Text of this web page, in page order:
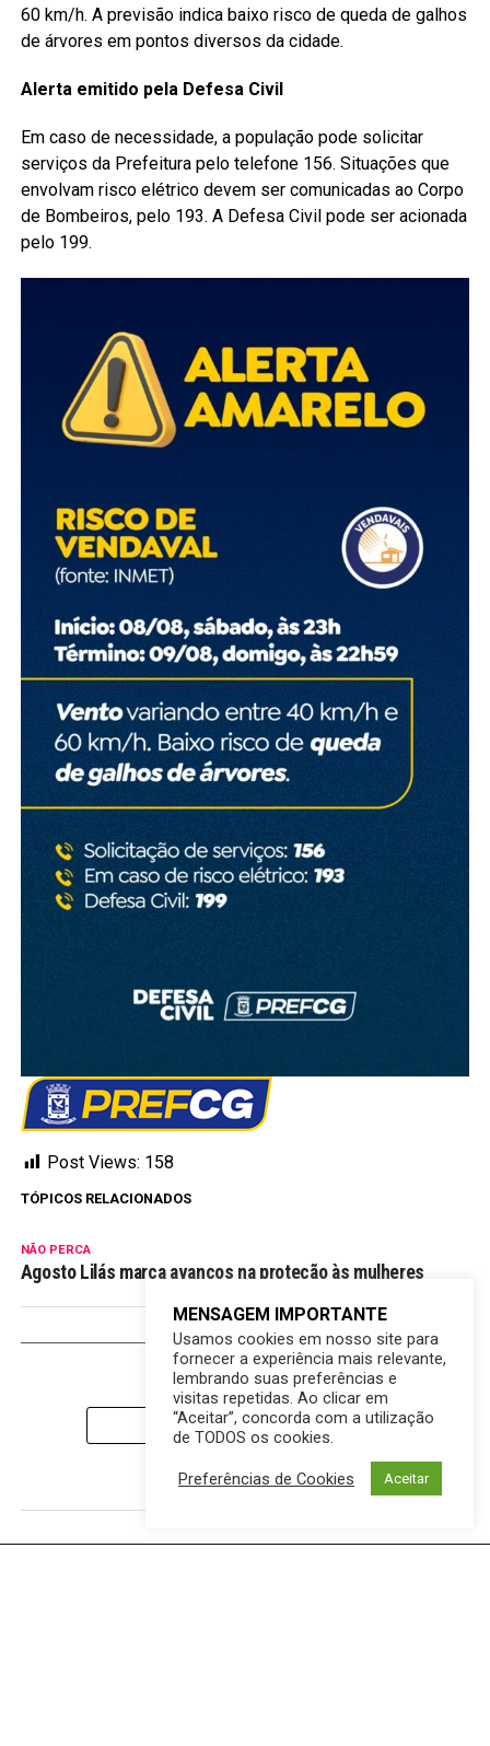
60 km/h. A previsão indica baixo risco de queda de galhos
de árvores em pontos diversos da cidade.
Alerta emitido pela Defesa Civil
Em caso de necessidade, a população pode solicitar
serviços da Prefeitura pelo telefone 156. Situações que
envolvam risco elétrico devem ser comunicadas ao Corpo
de Bombeiros, pelo 193. A Defesa Civil pode ser acionada
pelo 199.
Post Views: 158
TÓPICOS RELACIONADOS
NÃO PERCA
Agosto Lilás marca avanços na proteção às mulheres
MAIS DESTAQUES
CLIQUE PARA COMENTAR
MENSAGEM IMPORTANTE
Usamos cookies em nosso site para
fornecer a experiência mais relevante,
lembrando suas preferências e
visitas repetidas. Ao clicar em
“Aceitar”, concorda com a utilização
de TODOS os cookies.
Preferências de Cookies Aceitar